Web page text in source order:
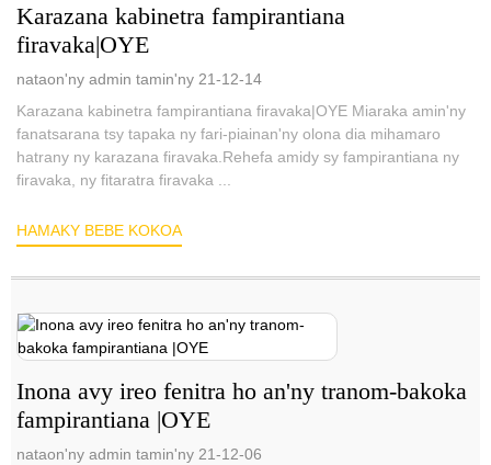
Karazana kabinetra fampirantiana
firavaka|OYE
nataon'ny admin tamin'ny 21-12-14
Karazana kabinetra fampirantiana firavaka|OYE Miaraka amin'ny
fanatsarana tsy tapaka ny fari-piainan'ny olona dia mihamaro
hatrany ny karazana firavaka.Rehefa amidy sy fampirantiana ny
firavaka, ny fitaratra firavaka ...
HAMAKY BEBE KOKOA
Inona avy ireo fenitra ho an'ny tranom-bakoka
fampirantiana |OYE
nataon'ny admin tamin'ny 21-12-06